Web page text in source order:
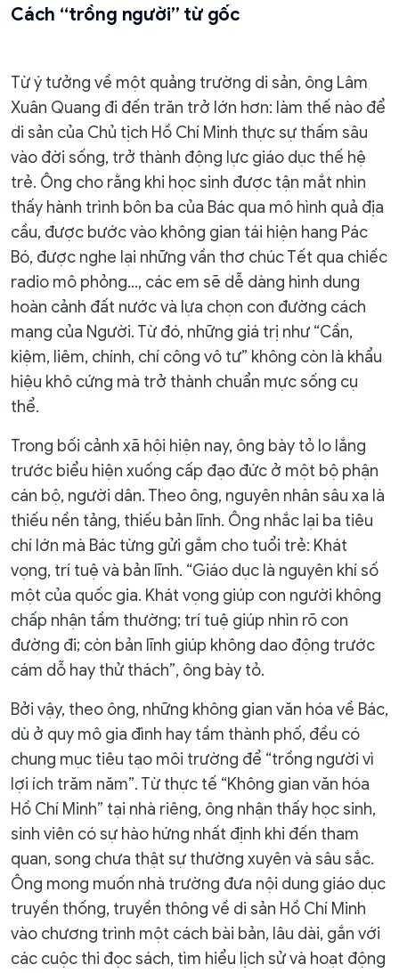
Cách “trồng người” từ gốc
Từ ý tưởng về một quảng trường di sản, ông Lâm
Xuân Quang đi đến trăn trở lớn hơn: làm thế nào để
di sản của Chủ tịch Hồ Chí Minh thực sự thấm sâu
vào đời sống, trở thành động lực giáo dục thế hệ
trẻ. Ông cho rằng khi học sinh được tận mắt nhìn
thấy hành trình bôn ba của Bác qua mô hình quả địa
cầu, được bước vào không gian tái hiện hang Pác
Bó, được nghe lại những vần thơ chúc Tết qua chiếc
radio mô phỏng…, các em sẽ dễ dàng hình dung
hoàn cảnh đất nước và lựa chọn con đường cách
mạng của Người. Từ đó, những giá trị như “Cần,
kiệm, liêm, chính, chí công vô tư” không còn là khẩu
hiệu khô cứng mà trở thành chuẩn mực sống cụ
thể.
Trong bối cảnh xã hội hiện nay, ông bày tỏ lo lắng
trước biểu hiện xuống cấp đạo đức ở một bộ phận
cán bộ, người dân. Theo ông, nguyên nhân sâu xa là
thiếu nền tảng, thiếu bản lĩnh. Ông nhắc lại ba tiêu
chí lớn mà Bác từng gửi gắm cho tuổi trẻ: Khát
vọng, trí tuệ và bản lĩnh. “Giáo dục là nguyên khí số
một của quốc gia. Khát vọng giúp con người không
chấp nhận tầm thường; trí tuệ giúp nhìn rõ con
đường đi; còn bản lĩnh giúp không dao động trước
cám dỗ hay thử thách”, ông bày tỏ.
Bởi vậy, theo ông, những không gian văn hóa về Bác,
dù ở quy mô gia đình hay tầm thành phố, đều có
chung mục tiêu tạo môi trường để “trồng người vì
lợi ích trăm năm”. Từ thực tế “Không gian văn hóa
Hồ Chí Minh” tại nhà riêng, ông nhận thấy học sinh,
sinh viên có sự hào hứng nhất định khi đến tham
quan, song chưa thật sự thường xuyên và sâu sắc.
Ông mong muốn nhà trường đưa nội dung giáo dục
truyền thống, truyền thông về di sản Hồ Chí Minh
vào chương trình một cách bài bản, lâu dài, gắn với
các cuộc thi đọc sách, tìm hiểu lịch sử và hoạt động